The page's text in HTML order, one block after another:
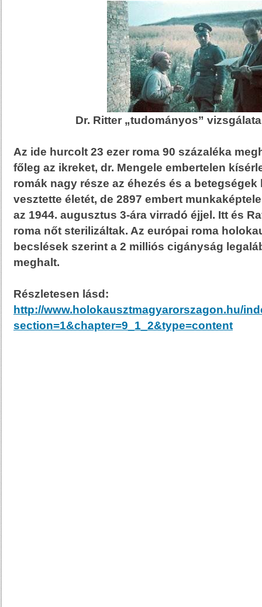
Dr. Ritter „tudományos”
Az ide hurcolt 23 ezer roma 90 százaléka
főleg az ikreket, dr. Mengele embertelen
romák nagy része az éhezés és a
vesztette életét, de 2897 embert
az 1944. augusztus 3-ára virradó éjjel. Itt és
roma nőt sterilizáltak. Az európai roma
becslések szerint a 2 milliós cigányság
meghalt.
Részletesen lásd:
http://www.holokausztmagyarorszagon.hu/
section=1&chapter=9_1_2&type=content